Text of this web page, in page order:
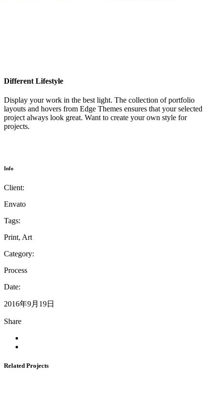
Different Lifestyle
Display your work in the best light. The collection of portfolio
layouts and hovers from Edge Themes ensures that your selected
project always look great. Want to create your own style for
projects.
Info
Client:
Envato
Tags:
Print, Art
Category:
Process
Date:
2016年9月19日
Share
Related Projects